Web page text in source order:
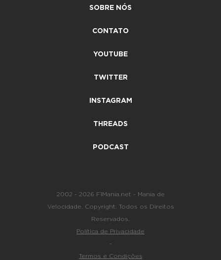
SOBRE NÓS
CONTATO
YOUTUBE
TWITTER
INSTAGRAM
THREADS
PODCAST
2002 - 2026 F1Mania.net - Mania de
Velocidade. Copyright. Todos os Direitos
Reservados.
Política de Privacidade
-
Termos e Condições